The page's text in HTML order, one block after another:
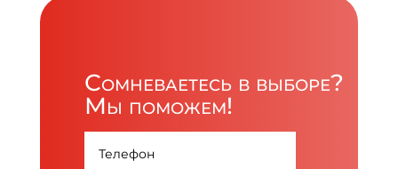
Сомневаетесь в выборе?
Мы поможем!